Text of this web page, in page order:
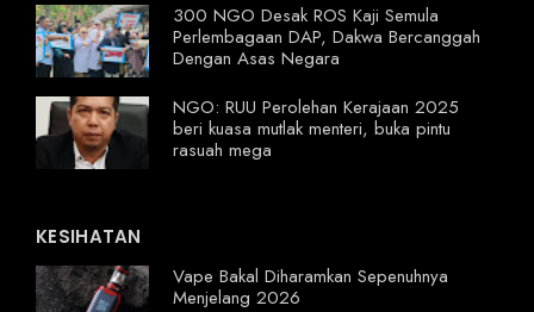
300 NGO Desak ROS Kaji Semula
Perlembagaan DAP, Dakwa Bercanggah
Dengan Asas Negara
NGO: RUU Perolehan Kerajaan 2025
beri kuasa mutlak menteri, buka pintu
rasuah mega
KESIHATAN
Vape Bakal Diharamkan Sepenuhnya
Menjelang 2026